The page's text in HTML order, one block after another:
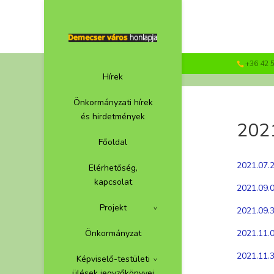
+36 42
Hírek
Önkormányzati hírek
és hirdetmények
Főoldal
Elérhetőség,
kapcsolat
Projekt
Önkormányzat
Képviselő-testületi